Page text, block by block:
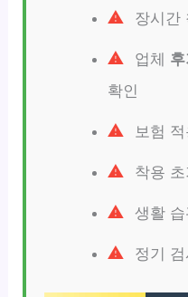
장시간
업체
확인
보험
착용 초
생활
정기